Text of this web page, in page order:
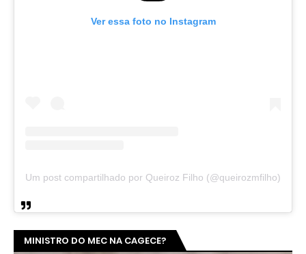
Ver essa foto no Instagram
Um post compartilhado por Queiroz Filho (@queirozmfilho)
MINISTRO DO MEC NA CAGECE?